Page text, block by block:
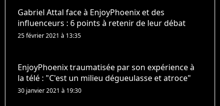
Gabriel Attal face à EnjoyPhoenix et des
influenceurs : 6 points à retenir de leur débat
25 février 2021 à 13:35
EnjoyPhoenix traumatisée par son expérience à
la télé : "C'est un milieu dégueulasse et atroce"
30 janvier 2021 à 19:30